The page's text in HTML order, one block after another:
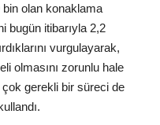
olan konaklama
bugün itibarıyla 2,2
vurgulayarak,
olmasını zorunlu hale
gerekli bir süreci de